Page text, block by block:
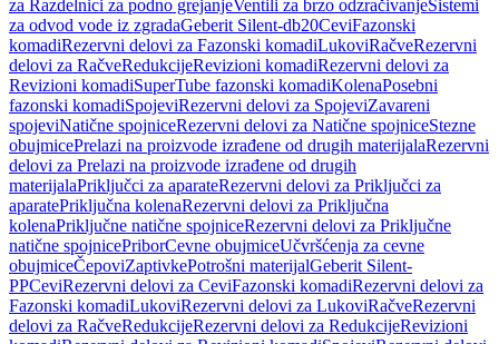
za Razdelnici za podno grejanjeVentili za brzo odzračivanjeSistemi
za odvod vode iz zgradaGeberit Silent-db20CeviFazonski
komadiRezervni delovi za Fazonski komadiLukoviRačveRezervni
delovi za RačveRedukcijeRevizioni komadiRezervni delovi za
Revizioni komadiSuperTube fazonski komadiKolenaPosebni
fazonski komadiSpojeviRezervni delovi za SpojeviZavareni
spojeviNatične spojniceRezervni delovi za Natične spojniceStezne
obujmicePrelazi na proizvode izrađene od drugih materijalaRezervni
delovi za Prelazi na proizvode izrađene od drugih
materijalaPriključci za aparateRezervni delovi za Priključci za
aparatePriključna kolenaRezervni delovi za Priključna
kolenaPriključne natične spojniceRezervni delovi za Priključne
natične spojnicePriborCevne obujmiceUčvršćenja za cevne
obujmiceČepoviZaptivkePotrošni materijalGeberit Silent-
PPCeviRezervni delovi za CeviFazonski komadiRezervni delovi za
Fazonski komadiLukoviRezervni delovi za LukoviRačveRezervni
delovi za RačveRedukcijeRezervni delovi za RedukcijeRevizioni